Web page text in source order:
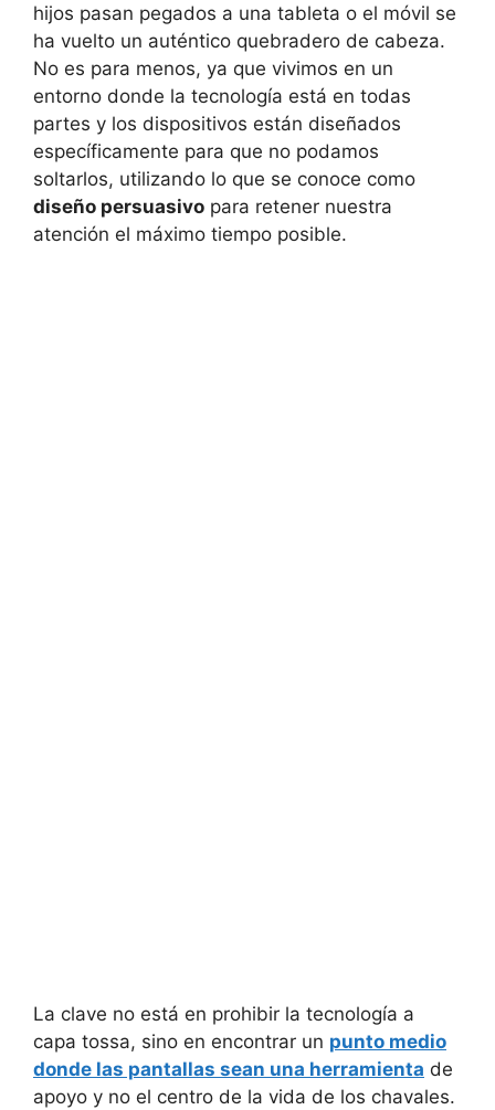
hijos pasan pegados a una tableta o el móvil se
ha vuelto un auténtico quebradero de cabeza.
No es para menos, ya que vivimos en un
entorno donde la tecnología está en todas
partes y los dispositivos están diseñados
específicamente para que no podamos
soltarlos, utilizando lo que se conoce como
diseño persuasivo para retener nuestra
atención el máximo tiempo posible.
La clave no está en prohibir la tecnología a
capa tossa, sino en encontrar un punto medio
donde las pantallas sean una herramienta de
apoyo y no el centro de la vida de los chavales.